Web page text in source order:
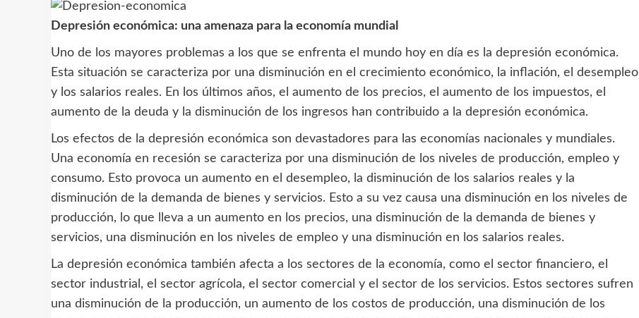
Depresión económica: una amenaza para la economía mundial
Uno de los mayores problemas a los que se enfrenta el mundo hoy en día es la depresión económica.
Esta situación se caracteriza por una disminución en el crecimiento económico, la inflación, el desempleo
y los salarios reales. En los últimos años, el aumento de los precios, el aumento de los impuestos, el
aumento de la deuda y la disminución de los ingresos han contribuido a la depresión económica.
Los efectos de la depresión económica son devastadores para las economías nacionales y mundiales.
Una economía en recesión se caracteriza por una disminución de los niveles de producción, empleo y
consumo. Esto provoca un aumento en el desempleo, la disminución de los salarios reales y la
disminución de la demanda de bienes y servicios. Esto a su vez causa una disminución en los niveles de
producción, lo que lleva a un aumento en los precios, una disminución de la demanda de bienes y
servicios, una disminución en los niveles de empleo y una disminución en los salarios reales.
La depresión económica también afecta a los sectores de la economía, como el sector financiero, el
sector industrial, el sector agrícola, el sector comercial y el sector de los servicios. Estos sectores sufren
una disminución de la producción, un aumento de los costos de producción, una disminución de los